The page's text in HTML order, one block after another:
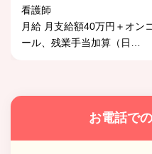
看護師
月給 月支給額40万円＋オン
ール、残業手当加算（日
お電話で